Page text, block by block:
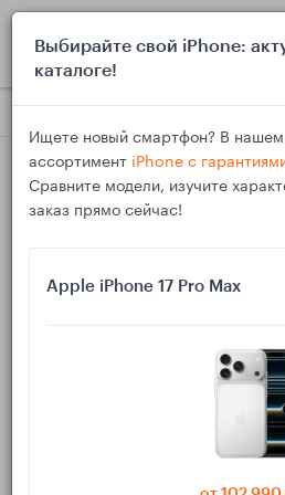
Блог Инструкции
07
Фотоимпорт на iPad Pro
переименование и
Выбирайте свой iPhone:
каталоге!
Ищете новый смартфон? В нашем
ассортимент iPhone с
Сравните модели, изучите
заказ прямо сейчас!
Apple iPhone 17 Pro Max